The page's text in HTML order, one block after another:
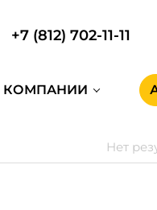
+7 (812) 702-11-11
КОМПАНИИ
Нет